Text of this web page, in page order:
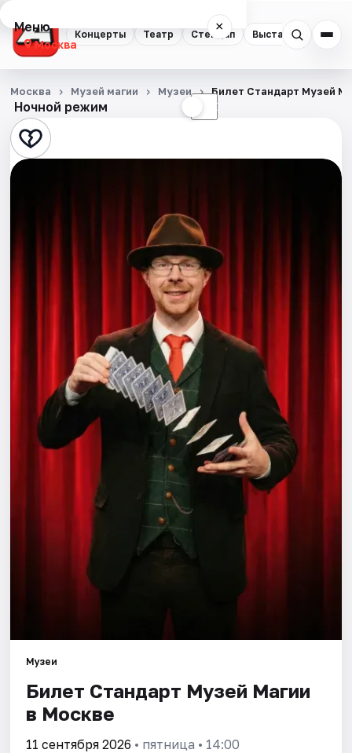
Концерты Театр Стендап Выставки
Меню ×
Москва
Концерты
Театр
Стендап
Города
Ночной режим ☾
Москва Музей магии Музеи Билет Стандарт Музей
Музеи
Билет Стандарт Музей Магии
в Москве
11 сентября 2026 • пятница • 14:00